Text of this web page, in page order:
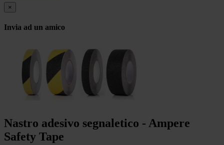
×
Invia ad un amico
Nastro adesivo segnaletico - Ampere
Safety Tape